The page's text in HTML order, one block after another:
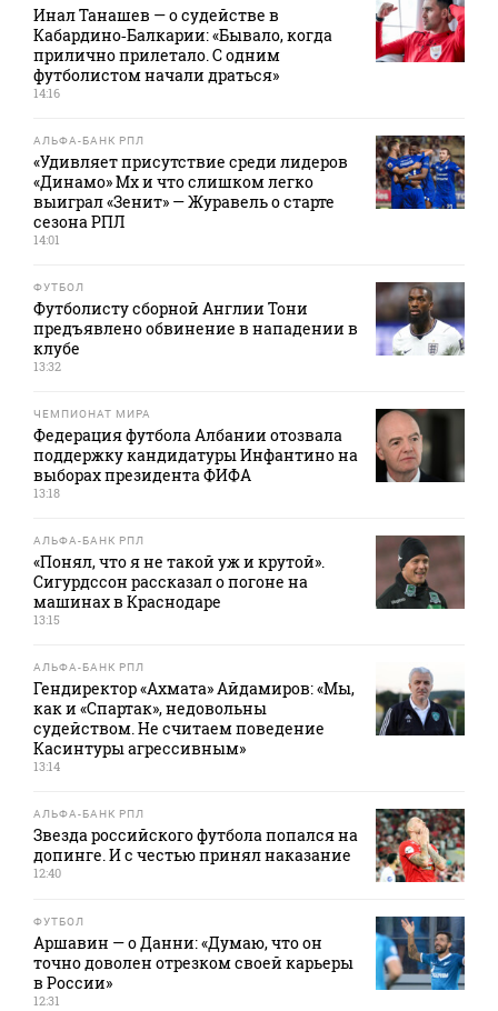
Инал Танашев — о судействе в
Кабардино‑Балкарии: «Бывало, когда
прилично прилетало. С одним
футболистом начали драться»
14:16
АЛЬФА-БАНК РПЛ
«Удивляет присутствие среди лидеров
«Динамо» Мх и что слишком легко
выиграл «Зенит» — Журавель о старте
сезона РПЛ
14:01
ФУТБОЛ
Футболисту сборной Англии Тони
предъявлено обвинение в нападении в
клубе
13:32
ЧЕМПИОНАТ МИРА
Федерация футбола Албании отозвала
поддержку кандидатуры Инфантино на
выборах президента ФИФА
13:18
АЛЬФА-БАНК РПЛ
«Понял, что я не такой уж и крутой».
Сигурдссон рассказал о погоне на
машинах в Краснодаре
13:15
АЛЬФА-БАНК РПЛ
Гендиректор «Ахмата» Айдамиров: «Мы,
как и «Спартак», недовольны
судейством. Не считаем поведение
Касинтуры агрессивным»
13:14
АЛЬФА-БАНК РПЛ
Звезда российского футбола попался на
допинге. И с честью принял наказание
12:40
ФУТБОЛ
Аршавин — о Данни: «Думаю, что он
точно доволен отрезком своей карьеры
в России»
12:31